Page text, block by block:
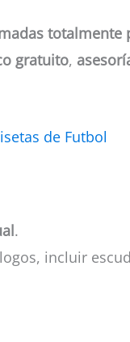
totalmente
gratuito,
de Futbol
.
incluir